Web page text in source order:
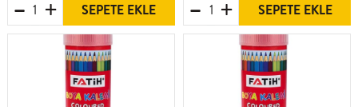
SEPETE EKLE SEPETE EKLE